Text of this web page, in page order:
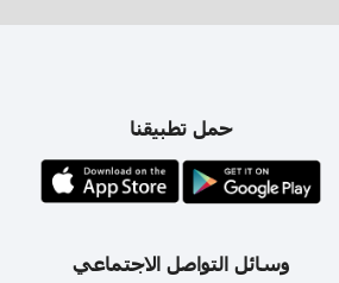
حمل تطبيقنا
وسائل التواصل الاجتماعي